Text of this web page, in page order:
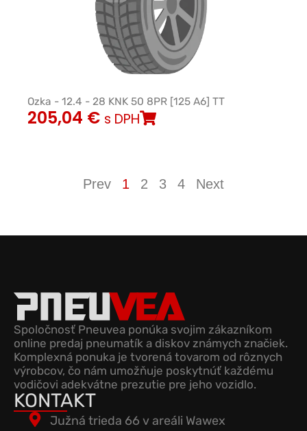
Ozka - 12.4 - 28 KNK 50 8PR [125 A6] TT
205,04 € s DPH
Prev 1 2 3 4 Next
Spoločnosť Pneuvea ponúka svojim zákazníkom
online predaj pneumatík a diskov známych značiek.
Komplexná ponuka je tvorená tovarom od rôznych
výrobcov, čo nám umožňuje poskytnúť každému
vodičovi adekvátne prezutie pre jeho vozidlo.
KONTAKT
Južná trieda 66 v areáli Wawex